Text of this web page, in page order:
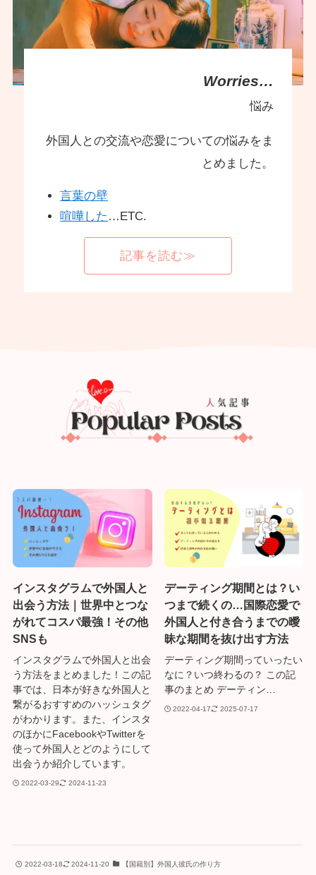
Worries…
悩み
外国人との交流や恋愛についての悩みをま
とめました。
言葉の壁
喧嘩した …ETC.
記事を読む≫
インスタグラムで外国人と
出会う方法｜世界中とつな
がれてコスパ最強！その他
SNSも
インスタグラムで外国人と出会
う方法をまとめました！この記
事では、日本が好きな外国人と
繋がるおすすめのハッシュタグ
がわかります。また、インスタ
のほかにFacebookやTwitterを
使って外国人とどのようにして
出会うか紹介しています。
2022-03-29 2024-11-23
デーティング期間とは？い
つまで続くの…国際恋愛で
外国人と付き合うまでの曖
昧な期間を抜け出す方法
デーティング期間っていったい
なに？いつ終わるの？ この記
事のまとめ デーティン…
2022-04-17 2025-07-17
2022-03-18 2024-11-20 【国籍別】外国人彼氏の作り方